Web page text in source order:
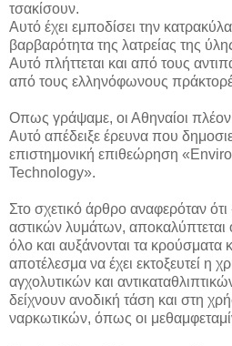
τσακίσουν.
Αυτό έχει εμποδίσει την
βαρβαρότητα της λατρείας της
Αυτό πλήττεται και από τους
από τους ελληνόφωνους
Οπως γράψαμε, οι Αθηναίοι
Αυτό απέδειξε έρευνα που
επιστημονική επιθεώρηση
Technology».
Στο σχετικό άρθρο αναφερόταν
αστικών λυμάτων, αποκαλύπτεται
όλο και αυξάνονται τα κρούσματα
αποτέλεσμα να έχει εκτοξευτεί η
αγχολυτικών και
δείχνουν ανοδική τάση και στη
ναρκωτικών, όπως οι